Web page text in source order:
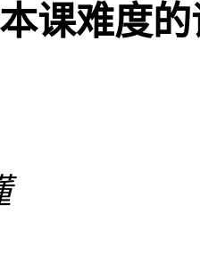
课难度